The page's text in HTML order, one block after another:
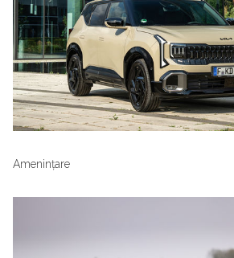
Amenințare